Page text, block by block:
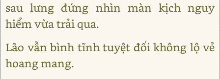
sau lưng đứng nhìn màn kịch nguy
hiểm vừa trải qua.
Lão vẫn bình tĩnh tuyệt đối không lộ vẻ
hoang mang.